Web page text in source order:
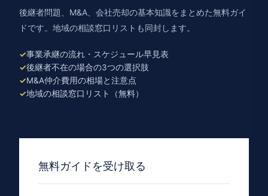
後継者問題、M&A、会社売却の基本知識をまとめた無料ガイ
ドです。地域の相談窓口リストも同封します。
事業承継の流れ・スケジュール早見表
後継者不在の場合の3つの選択肢
M&A仲介費用の相場と注意点
地域の相談窓口リスト（無料）
無料ガイドを受け取る